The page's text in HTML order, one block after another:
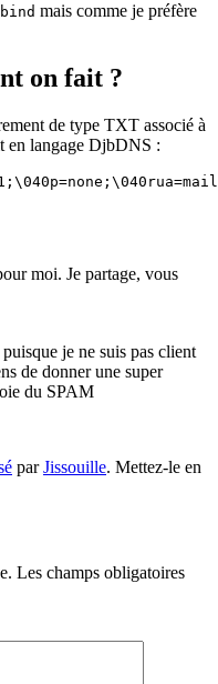
bind mais comme je préfère
on fait ?
de type TXT associé à
en langage DjbDNS :
moi. Je partage, vous
je ne suis pas client
de donner une super
du SPAM
parJissouille. Mettez-le en
Les champs obligatoires